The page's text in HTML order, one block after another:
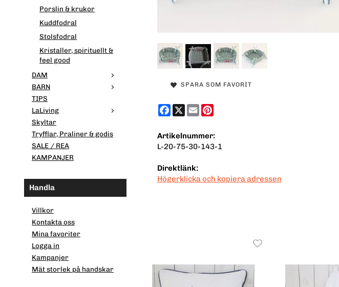
Porslin & krukor
Kuddfodral
Stolsfodral
Kristaller, spirituellt &
feel good
DAM
BARN
TIPS
LaLiving
Skyltar
Tryfflar, Praliner & godis
SALE / REA
KAMPANJER
Handla
Villkor
Kontakta oss
Mina favoriter
Logga in
Kampanjer
Mät storlek på handskar
SPARA SOM FAVORIT
Facebook
X Email
Artikelnummer:
L-20-75-30-143-1
Direktlänk:
Högerklicka och kopiera adressen